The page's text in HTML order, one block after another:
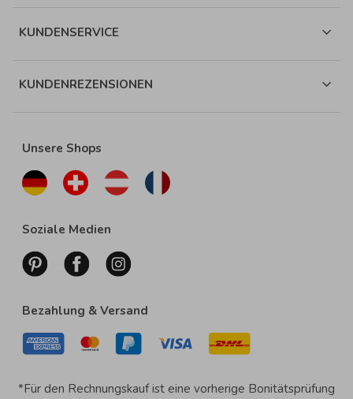
KUNDENSERVICE
KUNDENREZENSIONEN
Unsere Shops
Soziale Medien
Bezahlung & Versand
*Für den Rechnungskauf ist eine vorherige Bonitätsprüfung